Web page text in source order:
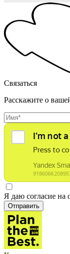
Связаться
Расскажите о
Я даю согласие на
Отправить